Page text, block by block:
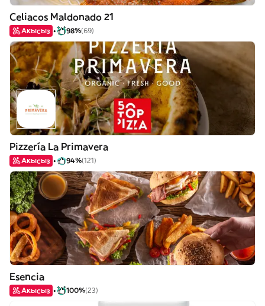
Celiacos Maldonado 21
Акысыз 98%(69)
Pizzería La Primavera
Акысыз 94%(121)
Esencia
Акысыз 100%(23)